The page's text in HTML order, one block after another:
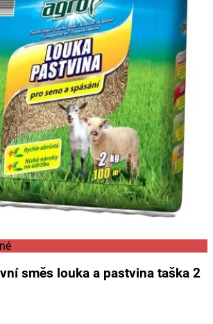
směs louka a pastvina taška 2